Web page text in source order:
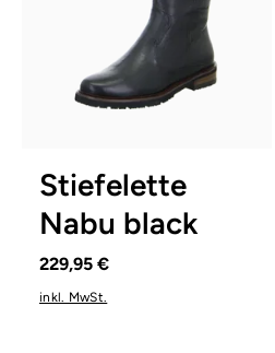
Stiefelette
Nabu black
229,95 €
inkl. MwSt.